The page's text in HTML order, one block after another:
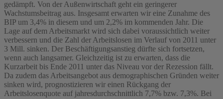
gedämpft. Von der Außenwirtschaft geht ein geringerer
Wachstumsbeitrag aus. Insgesamt erwarten wir eine Zunahme des
BIP um 3,4% in diesem und um 2,2% im kommenden Jahr. Die
Lage auf dem Arbeitsmarkt wird sich dabei voraussichtlich weiter
verbessern und die Zahl der Arbeitslosen im Verlauf von 2011 unter
3 Mill. sinken. Der Beschäftigungsanstieg dürfte sich fortsetzen,
wenn auch langsamer. Gleichzeitig ist zu erwarten, dass die
Kurzarbeit bis Ende 2011 unter das Niveau vor der Rezession fällt.
Da zudem das Arbeitsangebot aus demographischen Gründen weiter
sinken wird, prognostizieren wir einen Rückgang der
Arbeitslosenquote auf jahresdurchschnittlich 7,7% bzw. 7,3%. Bei